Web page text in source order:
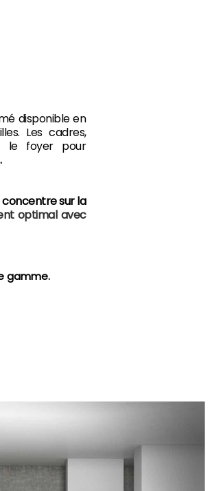
disponible en
Les cadres,
le foyer pour
.
concentre sur la
optimal avec
gamme.